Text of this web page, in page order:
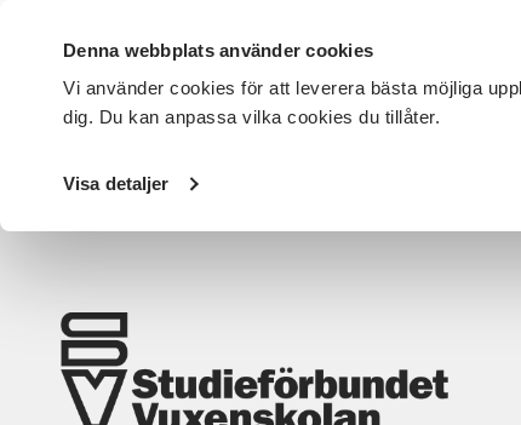
Denna webbplats använder cookies
Vi använder cookies för att leverera bästa möjliga
dig. Du kan anpassa vilka cookies du tillåter.
Visa detaljer
DET HÄR GÖR VI FÖR DIG SOM SÖK KURSER OCH
Startsida / Avdelningar